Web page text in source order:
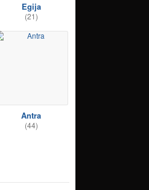
Egija
(21)
Antra
(44)